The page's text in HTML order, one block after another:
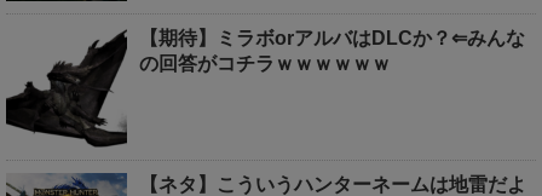
【期待】ミラボorアルバはDLCか？⇐みんな
の回答がコチラｗｗｗｗｗｗ
【ネタ】こういうハンターネームは地雷だよ